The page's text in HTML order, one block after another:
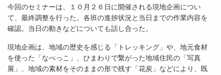
今回のセミナーは、１０月２６日に開催される現地企画につい
て、最終調整を行った。各班の進捗状況と当日までの作業内容を
確認。当日の動きなどについても話し合った。
現地企画は、地域の歴史を感じる「トレッキング」や、地元食材
を使った「なべっこ」、ひまわりで繋がった地域住民の「写真
展」、地域の素材をそのままの形で残す「花炭」などにより、既